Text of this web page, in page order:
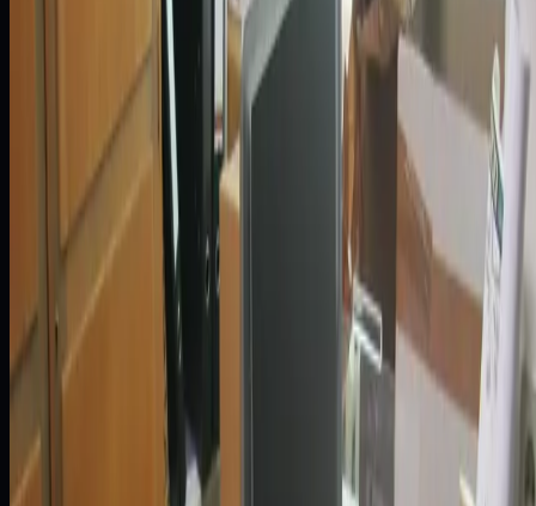
Zobacz case study
Analityka w czasie rzeczywistym dla
nowego modelu raportowania
Zobacz case study
Spersonalizowana bankowość w czasie
rzeczywistym dzięki analityce zdarzeń
Zobacz case study
Bezprzestojowa modernizacja
krytycznych systemów finansowych